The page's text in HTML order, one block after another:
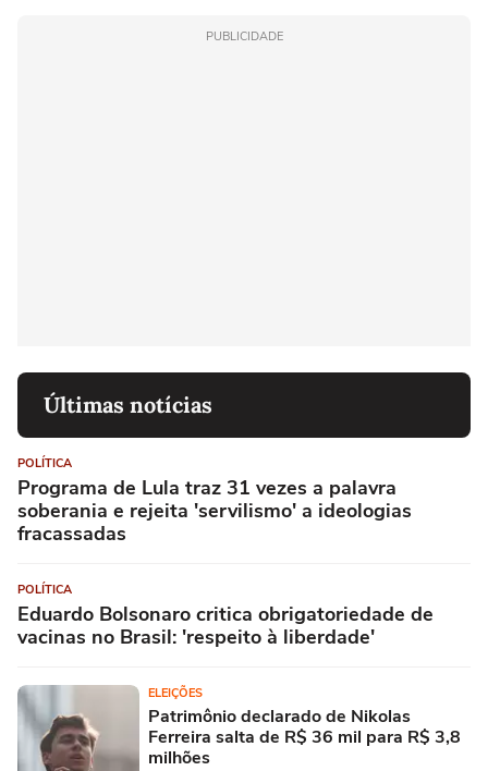
PUBLICIDADE
Últimas notícias
POLÍTICA
Programa de Lula traz 31 vezes a palavra
soberania e rejeita 'servilismo' a ideologias
fracassadas
POLÍTICA
Eduardo Bolsonaro critica obrigatoriedade de
vacinas no Brasil: 'respeito à liberdade'
ELEIÇÕES
Patrimônio declarado de Nikolas
Ferreira salta de R$ 36 mil para R$ 3,8
milhões